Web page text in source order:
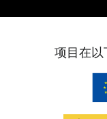
项目在以